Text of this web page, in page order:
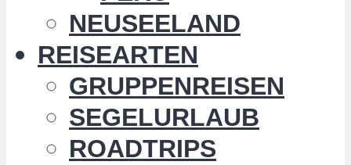
NEUSEELAND
REISEARTEN
GRUPPENREISEN
SEGELURLAUB
ROADTRIPS